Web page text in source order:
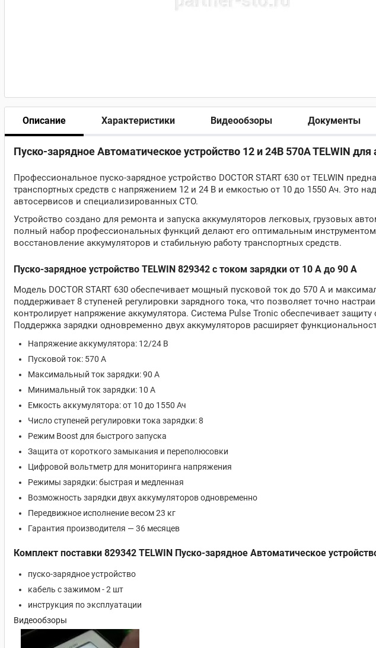
Описание Характеристики Видеообзоры Документы
Пуско-зарядное Автоматическое устройство 12 и 24В 570A TELWIN
Профессиональное пуско-зарядное устройство DOCTOR START 630 от TELWIN
транспортных средств с напряжением 12 и 24 В и емкостью от 10 до 1550 Ач. Это
автосервисов и специализированных СТО.
Устройство создано для ремонта и запуска аккумуляторов легковых, грузовых
полный набор профессиональных функций делают его оптимальным инструментом
восстановление аккумуляторов и стабильную работу транспортных средств.
Пуско-зарядное устройство TELWIN 829342 с током зарядки от 10 А до 90 А
Модель DOCTOR START 630 обеспечивает мощный пусковой ток до 570 А и
поддерживает 8 ступеней регулировки зарядного тока, что позволяет точно
контролирует напряжение аккумулятора. Система Pulse Tronic обеспечивает
Поддержка зарядки одновременно двух аккумуляторов расширяет
Напряжение аккумулятора: 12/24 В
Пусковой ток: 570 А
Максимальный ток зарядки: 90 А
Минимальный ток зарядки: 10 А
Емкость аккумулятора: от 10 до 1550 Ач
Число ступеней регулировки тока зарядки: 8
Режим Boost для быстрого запуска
Защита от короткого замыкания и переполюсовки
Цифровой вольтметр для мониторинга напряжения
Режимы зарядки: быстрая и медленная
Возможность зарядки двух аккумуляторов одновременно
Передвижное исполнение весом 23 кг
Гарантия производителя — 36 месяцев
Комплект поставки 829342 TELWIN Пуско-зарядное Автоматическое
пуско-зарядное устройство
кабель с зажимом - 2 шт
инструкция по эксплуатации
Видеообзоры